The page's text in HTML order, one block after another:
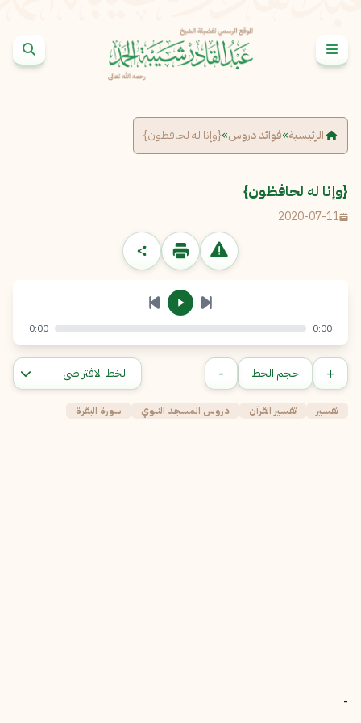
الرئيسية»فوائد دروس»{وإنا له لحافظون}
{وإنا له لحافظون}
2020-07-11
الإبلاغ عن مشكلة
الرسالة
إرسال إلغاء
0:00
0:00
+ حجم الخط -
تفسير تفسير القرآن دروس المسجد النبوي سورة البقرة
-